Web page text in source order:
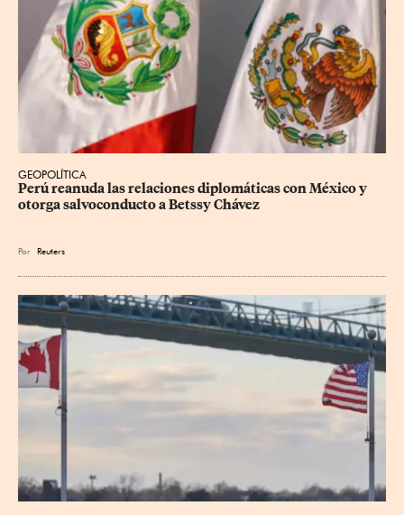
GEOPOLÍTICA
Perú reanuda las relaciones diplomáticas con México y
otorga salvoconducto a Betssy Chávez
Por Reuters